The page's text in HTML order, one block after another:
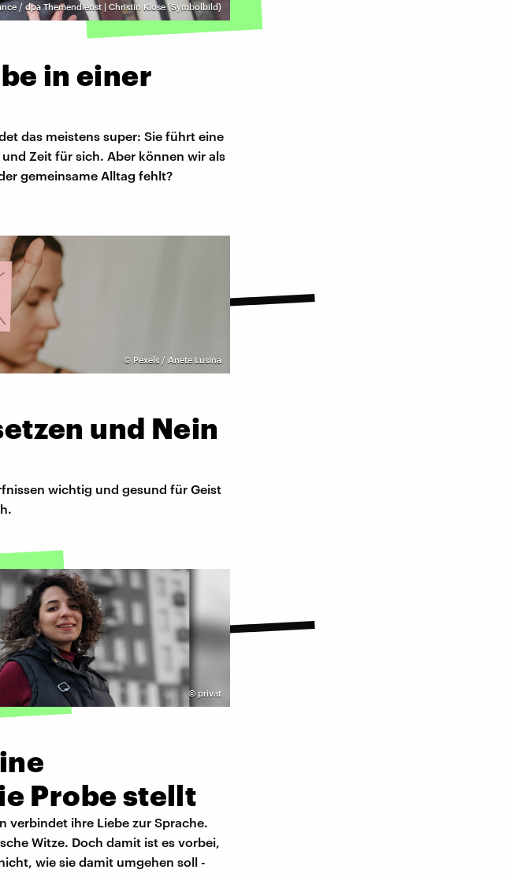
/ dpa Themendienst | Christin Klose (Symbolbild)
in einer
das meistens super: Sie führt eine
Zeit für sich. Aber können wir als
gemeinsame Alltag fehlt?
© Pexels / Anete Lusina
und Nein
wichtig und gesund für Geist
© privat
Probe stellt
verbindet ihre Liebe zur Sprache.
Witze. Doch damit ist es vorbei,
wie sie damit umgehen soll -